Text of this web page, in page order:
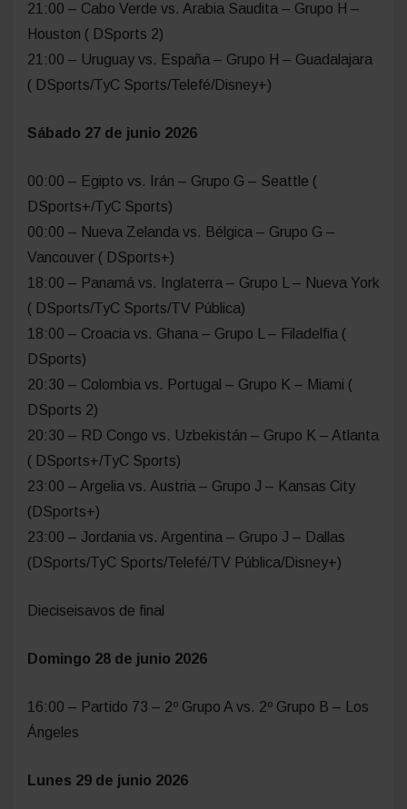
21:00 – Cabo Verde vs. Arabia Saudita – Grupo H –
Houston ( DSports 2)
21:00 – Uruguay vs. España – Grupo H – Guadalajara
( DSports/TyC Sports/Telefé/Disney+)
Sábado 27 de junio 2026
00:00 – Egipto vs. Irán – Grupo G – Seattle (
DSports+/TyC Sports)
00:00 – Nueva Zelanda vs. Bélgica – Grupo G –
Vancouver ( DSports+)
18:00 – Panamá vs. Inglaterra – Grupo L – Nueva York
( DSports/TyC Sports/TV Pública)
18:00 – Croacia vs. Ghana – Grupo L – Filadelfia (
DSports)
20:30 – Colombia vs. Portugal – Grupo K – Miami (
DSports 2)
20:30 – RD Congo vs. Uzbekistán – Grupo K – Atlanta
( DSports+/TyC Sports)
23:00 – Argelia vs. Austria – Grupo J – Kansas City
(DSports+)
23:00 – Jordania vs. Argentina – Grupo J – Dallas
(DSports/TyC Sports/Telefé/TV Pública/Disney+)
Dieciseisavos de final
Domingo 28 de junio 2026
16:00 – Partido 73 – 2º Grupo A vs. 2º Grupo B – Los
Ángeles
Lunes 29 de junio 2026